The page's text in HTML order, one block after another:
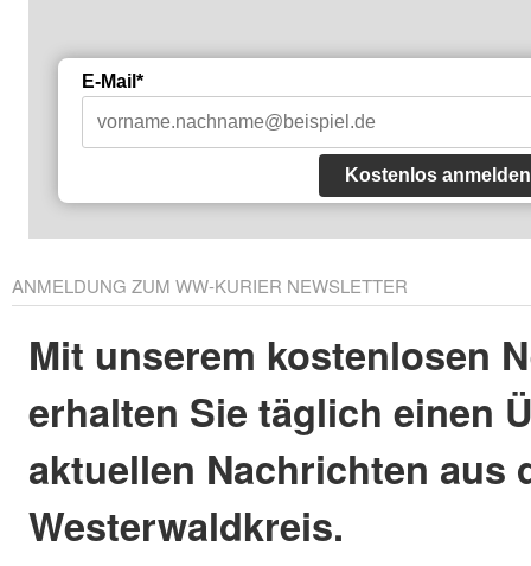
E-Mail*
Kostenlos anmelden
ANMELDUNG ZUM WW-KURIER NEWSLETTER
Mit unserem kostenlosen
erhalten Sie täglich einen
aktuellen Nachrichten aus
Westerwaldkreis.